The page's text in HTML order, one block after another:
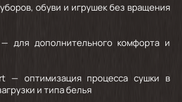
обуви и игрушек без вращения
для дополнительного комфорта и
— оптимизация процесса сушки в
и типа белья